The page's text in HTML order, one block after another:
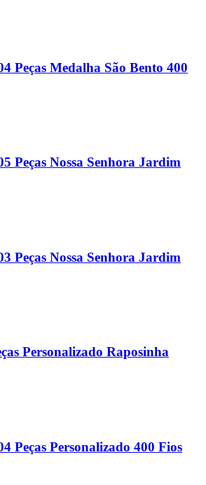
Peças Medalha São Bento 400
Peças Nossa Senhora Jardim
Peças Nossa Senhora Jardim
Personalizado Raposinha
Peças Personalizado 400 Fios